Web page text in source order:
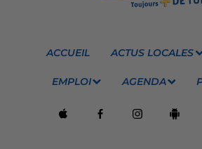
ACCUEIL ACTUS LOCALES
EMPLOI AGENDA